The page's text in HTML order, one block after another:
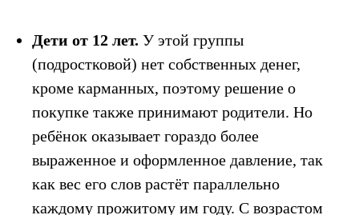
Дети от 12 лет. У этой группы
(подростковой) нет собственных денег,
кроме карманных, поэтому решение о
покупке также принимают родители. Но
ребёнок оказывает гораздо более
выраженное и оформленное давление, так
как вес его слов растёт параллельно
каждому прожитому им году. С возрастом